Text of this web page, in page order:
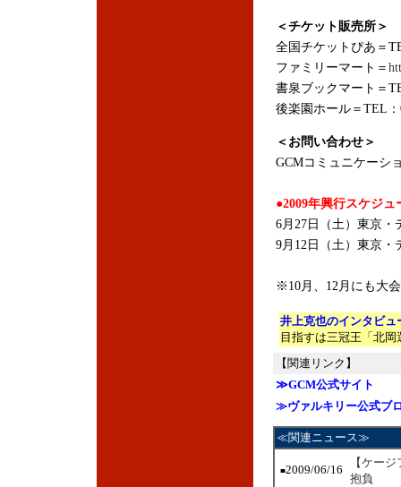
＜チケット販売所＞
全国チケットぴあ＝
ファミリーマート＝
書泉ブックマート＝
後楽園ホール＝TEL：
＜お問い合わせ＞
GCMコミュニケーシ
●2009年興行スケジュ
6月27日（土）東京・
9月12日（土）東京・
※10月、12月にも大
井上克也のインタビュ
目指すは三冠王「北
【関連リンク】
≫GCM公式サイト
≫ヴァルキリー公式ブ
≪関連ニュース≫
■2009/06/16
【ケー
抱負